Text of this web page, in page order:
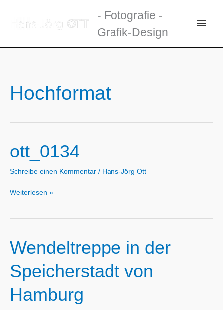
Inhalt
- Fotografie -
Grafik-Design
Hochformat
ott_0134
Schreibe einen Kommentar / Hans-Jörg Ott
ott_0134
Weiterlesen »
Wendeltreppe in der
Speicherstadt von
Hamburg